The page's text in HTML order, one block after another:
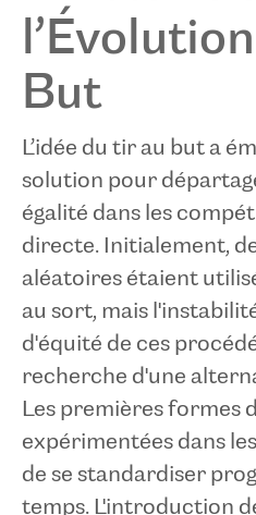
But
L’idée du tir au but a
solution pour
égalité dans les
directe. Initialement,
aléatoires étaient
au sort, mais
d'équité de ces
recherche d'une
Les premières formes
expérimentées dans
de se standardiser
temps. L'introduction